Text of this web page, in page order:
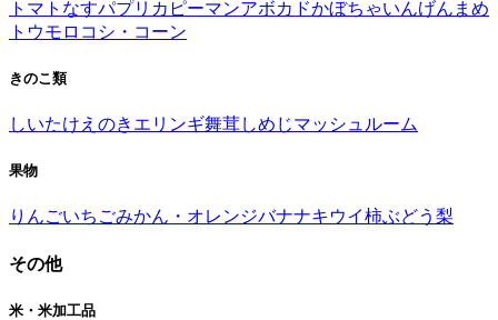
トマト なすパプリカ ピーマンアボカドかぼちゃいんげんまめ
トウモロコシ・コーン
きのこ類
しいたけ えのき エリンギ舞茸しめじマッシュルーム
果物
りんごいちごみかん・オレンジバナナキウイ柿ぶどう 梨
その他
米・米加工品